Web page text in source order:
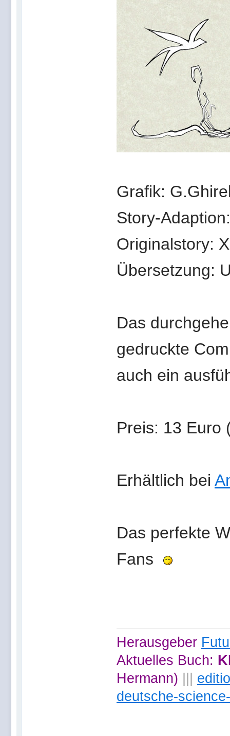
Grafik:
Story-
Originalstory:
Übersetzung:
Das
gedruckte
auch ein
Preis: 13 Euro
Erhältlich bei
Das perfekte
Fans
Herausgeber
Aktuelles Buch:
Hermann)
deutsche-